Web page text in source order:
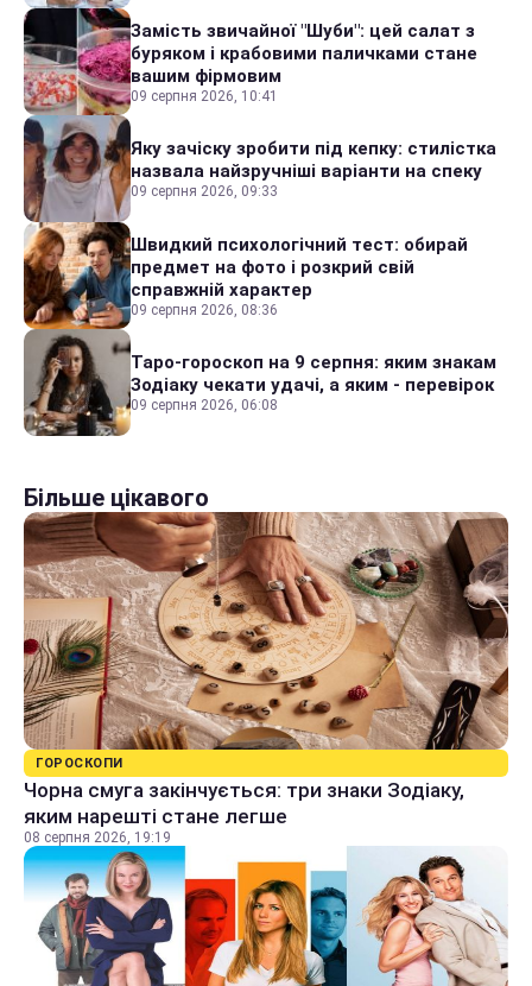
Замість звичайної "Шуби": цей салат з
буряком і крабовими паличками стане
вашим фірмовим
09 серпня 2026, 10:41
Яку зачіску зробити під кепку: стилістка
назвала найзручніші варіанти на спеку
09 серпня 2026, 09:33
Швидкий психологічний тест: обирай
предмет на фото і розкрий свій
справжній характер
09 серпня 2026, 08:36
Таро-гороскоп на 9 серпня: яким знакам
Зодіаку чекати удачі, а яким - перевірок
09 серпня 2026, 06:08
Більше цікавого
ГОРОСКОПИ
Чорна смуга закінчується: три знаки Зодіаку,
яким нарешті стане легше
08 серпня 2026, 19:19